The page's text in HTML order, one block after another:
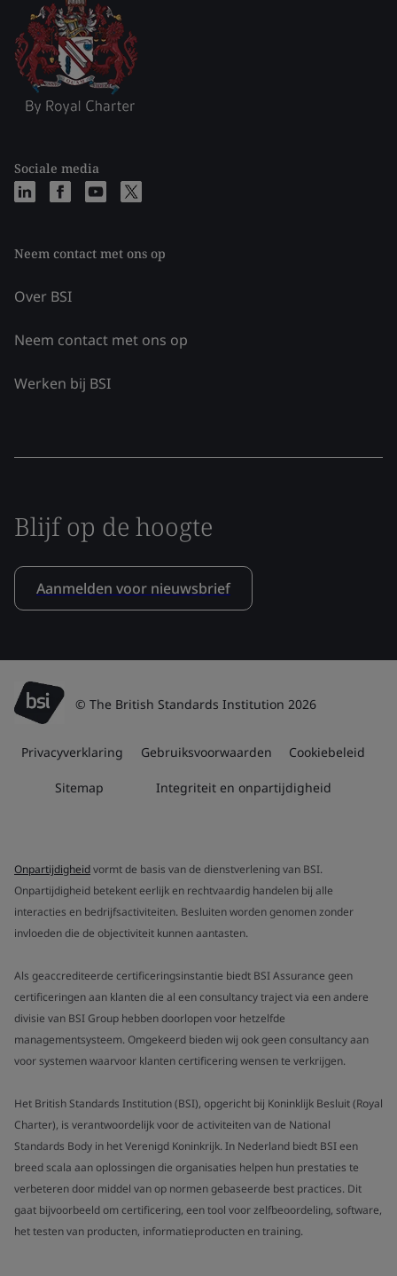
Sociale media
Neem contact met ons op
Over BSI
Neem contact met ons op
Werken bij BSI
Blijf op de hoogte
Aanmelden voor nieuwsbrief
© The British Standards Institution 2026
Privacyverklaring Gebruiksvoorwaarden Cookiebeleid
Sitemap Integriteit en onpartijdigheid
Onpartijdigheidvormt de basis van de dienstverlening van BSI.
Onpartijdigheid betekent eerlijk en rechtvaardig handelen bij alle
interacties en bedrijfsactiviteiten. Besluiten worden genomen zonder
invloeden die de objectiviteit kunnen aantasten.
Als geaccrediteerde certificeringsinstantie biedt BSI Assurance geen
certificeringen aan klanten die al een consultancy traject via een andere
divisie van BSI Group hebben doorlopen voor hetzelfde
managementsysteem. Omgekeerd bieden wij ook geen consultancy aan
voor systemen waarvoor klanten certificering wensen te verkrijgen.
Het British Standards Institution (BSI), opgericht bij Koninklijk Besluit (Royal
Charter), is verantwoordelijk voor de activiteiten van de National
Standards Body in het Verenigd Koninkrijk. In Nederland biedt BSI een
breed scala aan oplossingen die organisaties helpen hun prestaties te
verbeteren door middel van op normen gebaseerde best practices. Dit
gaat bijvoorbeeld om certificering, een tool voor zelfbeoordeling, software,
het testen van producten, informatieproducten en training.